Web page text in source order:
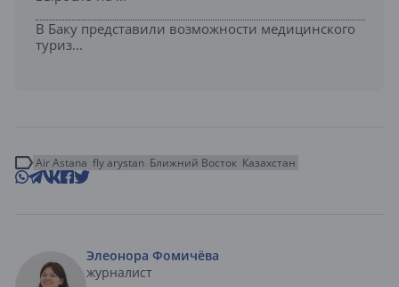
В Баку представили возможности медицинского
туриз...
Air Astana fly arystan Ближний Восток Казахстан
Элеонора Фомичёва
журналист